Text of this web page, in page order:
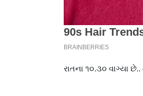
રાતના ૧૦.૩૦ વાગ્યા